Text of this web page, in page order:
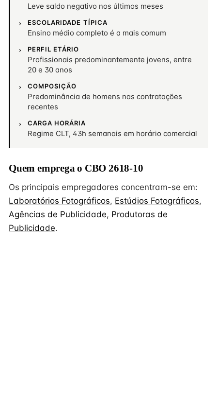
Leve saldo negativo nos últimos meses
ESCOLARIDADE TÍPICA
Ensino médio completo é a mais comum
PERFIL ETÁRIO
Profissionais predominantemente jovens, entre
20 e 30 anos
COMPOSIÇÃO
Predominância de homens nas contratações
recentes
CARGA HORÁRIA
Regime CLT, 43h semanais em horário comercial
Quem emprega o CBO 2618-10
Os principais empregadores concentram-se em:
Laboratórios Fotográficos, Estúdios Fotográficos,
Agências de Publicidade, Produtoras de
Publicidade.